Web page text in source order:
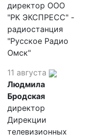
директор ООО
"РК ЭКСПРЕСС" -
радиостанция
"Русское Радио
Омск"
11 августа
Людмила
Бродская
директор
Дирекции
телевизионных